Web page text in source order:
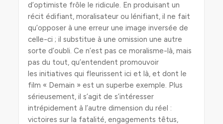
d’optimiste frôle le ridicule. En produisant un
récit édifiant, moralisateur ou lénifiant, il ne fait
qu’opposer à une erreur une image inversée de
celle-ci ; il substitue à une omission une autre
sorte d’oubli. Ce n’est pas ce moralisme-là, mais
pas du tout, qu’entendent promouvoir
les initiatives qui fleurissent ici et là, et dont le
film « Demain » est un superbe exemple. Plus
sérieusement, il s’agit de s’intéresser
intrépidement à l’autre dimension du réel :
victoires sur la fatalité, engagements têtus,